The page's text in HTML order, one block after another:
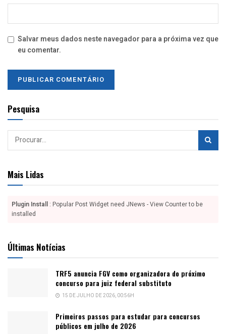
Salvar meus dados neste navegador para a próxima vez que
eu comentar.
Pesquisa
Mais Lidas
Plugin Install : Popular Post Widget need JNews - View Counter to be
installed
Últimas Notícias
TRF5 anuncia FGV como organizadora do próximo
concurso para juiz federal substituto
15 DE JULHO DE 2026, 00:56H
Primeiros passos para estudar para concursos
públicos em julho de 2026